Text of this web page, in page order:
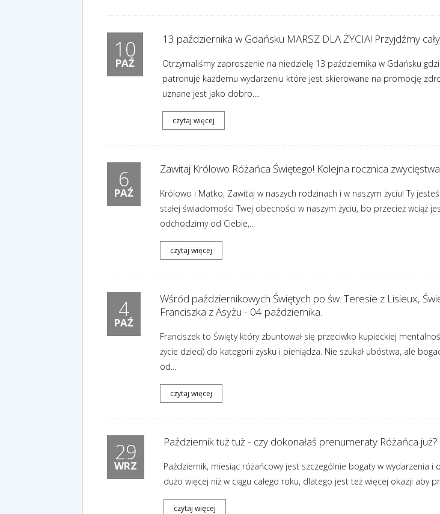
10
PAŹ
13 października w Gdańsku MARSZ DLA ŻYCIA! Przyjdźmy
Otrzymaliśmy zaproszenie na niedzielę 13 października w Gdańsku
patronuje każdemu wydarzeniu które jest skierowane na promocję
uznane jest jako dobro....
czytaj więcej
6
PAŹ
Zawitaj Królowo Różańca Świętego! Kolejna rocznica
Królowo i Matko, Zawitaj w naszych rodzinach i w naszym życiu! Ty
stałej świadomości Twej obecności w naszym życiu, bo przecież wciąż
odchodzimy od Ciebie,...
czytaj więcej
4
PAŹ
Wśród październikowych Świętych po św. Teresie z Lisieux,
Franciszka z Asyżu - 04 października.
Franciszek to Święty który zbuntował się przeciwko kupieckiej
życie dzieci) do kategorii zysku i pieniądza. Nie szukał ubóstwa, ale
od...
czytaj więcej
29
WRZ
Październik tuż tuż - czy dokonałaś prenumeraty Różańca już?
Październik, miesiąc różańcowy jest szczególnie bogaty w
dużo więcej niż w ciągu całego roku, dlatego jest też więcej okazji aby
czytaj więcej